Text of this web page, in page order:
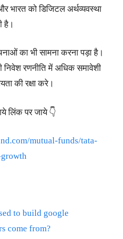
भारत को डिजिटल अर्थव्यवस्था
है।
का भी सामना करना पड़ा है।
निवेश रणनीति में अधिक समावेशी
की रक्षा करे।
लिंक पर जाये 👇
mutual-funds/tata-
to build google
come from?